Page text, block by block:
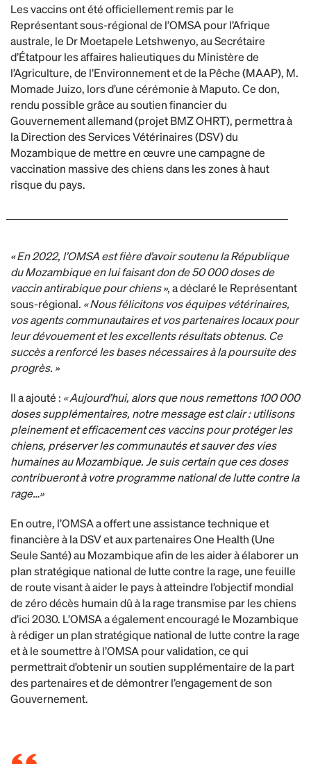
Les vaccins ont été officiellement remis par le
Représentant sous-régional de l’OMSA pour l’Afrique
australe, le Dr Moetapele Letshwenyo, au Secrétaire
d’Étatpour les affaires halieutiques du Ministère de
l’Agriculture, de l’Environnement et de la Pêche (MAAP), M.
Momade Juizo, lors d’une cérémonie à Maputo. Ce don,
rendu possible grâce au soutien financier du
Gouvernement allemand (projet BMZ OHRT), permettra à
la Direction des Services Vétérinaires (DSV) du
Mozambique de mettre en œuvre une campagne de
vaccination massive des chiens dans les zones à haut
risque du pays.
« En 2022, l’OMSA est fière d’avoir soutenu la République
du Mozambique en lui faisant don de 50 000 doses de
vaccin antirabique pour chiens », a déclaré le Représentant
sous-régional. « Nous félicitons vos équipes vétérinaires,
vos agents communautaires et vos partenaires locaux pour
leur dévouement et les excellents résultats obtenus. Ce
succès a renforcé les bases nécessaires à la poursuite des
progrès. »
Il a ajouté : « Aujourd’hui, alors que nous remettons 100 000
doses supplémentaires, notre message est clair : utilisons
pleinement et efficacement ces vaccins pour protéger les
chiens, préserver les communautés et sauver des vies
humaines au Mozambique. Je suis certain que ces doses
contribueront à votre programme national de lutte contre la
rage…»
En outre, l’OMSA a offert une assistance technique et
financière à la DSV et aux partenaires One Health (Une
Seule Santé) au Mozambique afin de les aider à élaborer un
plan stratégique national de lutte contre la rage, une feuille
de route visant à aider le pays à atteindre l’objectif mondial
de zéro décès humain dû à la rage transmise par les chiens
d’ici 2030. L’OMSA a également encouragé le Mozambique
à rédiger un plan stratégique national de lutte contre la rage
et à le soumettre à l’OMSA pour validation, ce qui
permettrait d’obtenir un soutien supplémentaire de la part
des partenaires et de démontrer l’engagement de son
Gouvernement.